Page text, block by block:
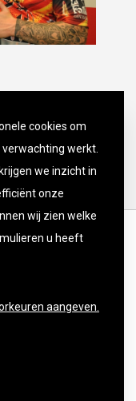
cookies om
werkt.
we inzicht in
onze
wij zien welke
u heeft
aangeven.